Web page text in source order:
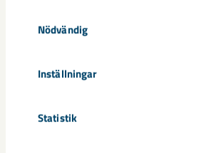
Nödvändig
Inställningar
Statistik